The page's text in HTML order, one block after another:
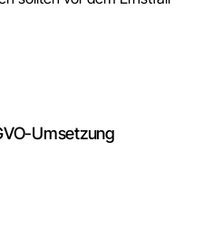
Umsetzung